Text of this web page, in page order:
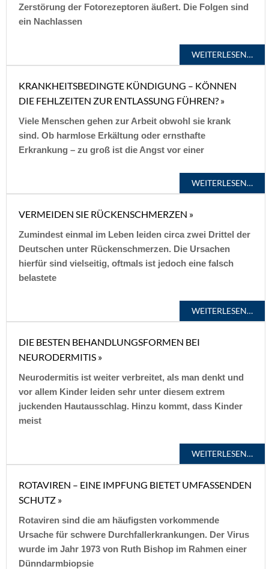
Zerstörung der Fotorezeptoren äußert. Die Folgen sind
ein Nachlassen
WEITERLESEN…
KRANKHEITSBEDINGTE KÜNDIGUNG – KÖNNEN
DIE FEHLZEITEN ZUR ENTLASSUNG FÜHREN? »
Viele Menschen gehen zur Arbeit obwohl sie krank
sind. Ob harmlose Erkältung oder ernsthafte
Erkrankung – zu groß ist die Angst vor einer
WEITERLESEN…
VERMEIDEN SIE RÜCKENSCHMERZEN »
Zumindest einmal im Leben leiden circa zwei Drittel der
Deutschen unter Rückenschmerzen. Die Ursachen
hierfür sind vielseitig, oftmals ist jedoch eine falsch
belastete
WEITERLESEN…
DIE BESTEN BEHANDLUNGSFORMEN BEI
NEURODERMITIS »
Neurodermitis ist weiter verbreitet, als man denkt und
vor allem Kinder leiden sehr unter diesem extrem
juckenden Hautausschlag. Hinzu kommt, dass Kinder
meist
WEITERLESEN…
ROTAVIREN – EINE IMPFUNG BIETET UMFASSENDEN
SCHUTZ »
Rotaviren sind die am häufigsten vorkommende
Ursache für schwere Durchfallerkrankungen. Der Virus
wurde im Jahr 1973 von Ruth Bishop im Rahmen einer
Dünndarmbiopsie